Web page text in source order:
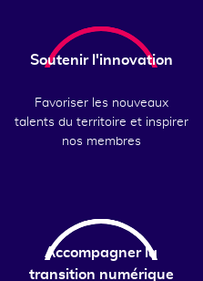
Soutenir l'innovation
Favoriser les nouveaux
talents du territoire et inspirer
nos membres
Accompagner la
transition numérique